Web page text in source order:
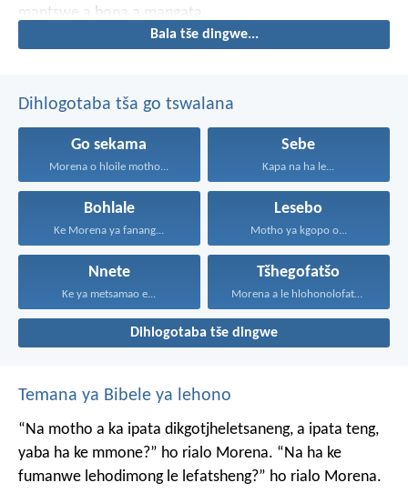
mantswe a bona a mangata.
Bala tše dingwe...
Dihlogotaba tša go tswalana
Go sekama
Morena o hloile motho...
Sebe
Kapa na ha le...
Bohlale
Ke Morena ya fanang...
Lesebo
Motho ya kgopo o...
Nnete
Ke ya metsamao e...
Tšhegofatšo
Morena a le hlohonolofatse...
Dihlogotaba tše dingwe
Temana ya Bibele ya lehono
“Na motho a ka ipata dikgotjheletsaneng, a ipata teng,
yaba ha ke mmone?” ho rialo Morena. “Na ha ke
fumanwe lehodimong le lefatsheng?” ho rialo Morena.